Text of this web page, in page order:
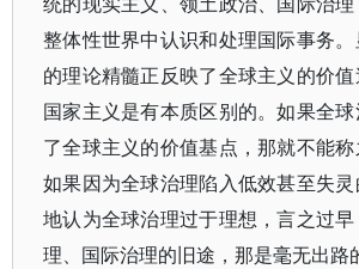
整体性世界中认识和处理国际事务
的理论精髓正反映了全球主义的价
国家主义是有本质区别的。如果全
了全球主义的价值基点，那就不能称
如果因为全球治理陷入低效甚至失
地认为全球治理过于理想，言之过
理、国际治理的旧途，那是毫无出路